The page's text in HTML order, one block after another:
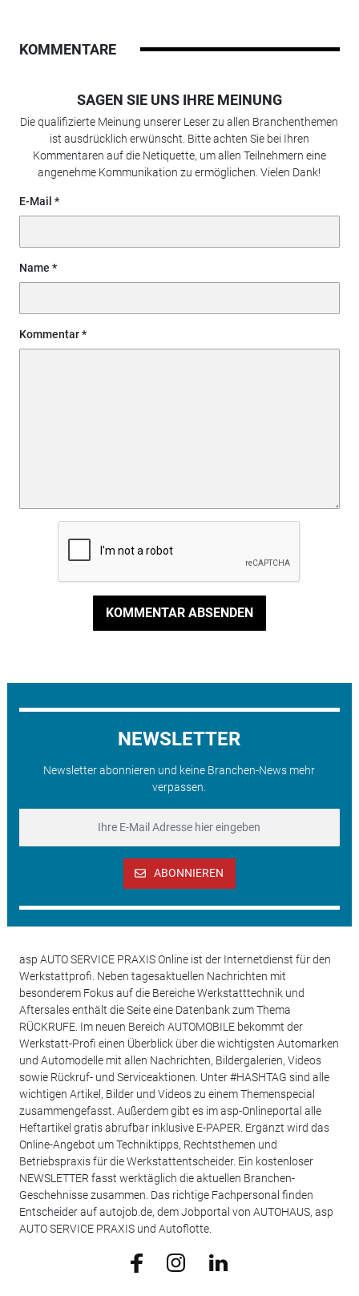
KOMMENTARE
SAGEN SIE UNS IHRE MEINUNG
Die qualifizierte Meinung unserer Leser zu allen Branchenthemen
ist ausdrücklich erwünscht. Bitte achten Sie bei Ihren
Kommentaren auf die Netiquette, um allen Teilnehmern eine
angenehme Kommunikation zu ermöglichen. Vielen Dank!
E-Mail
Name
Kommentar
KOMMENTAR ABSENDEN
NEWSLETTER
Newsletter abonnieren und keine Branchen-News mehr
verpassen.
ABONNIEREN
asp AUTO SERVICE PRAXIS Online ist der Internetdienst für den
Werkstattprofi. Neben tagesaktuellen Nachrichten mit
besonderem Fokus auf die Bereiche Werkstatttechnik und
Aftersales enthält die Seite eine Datenbank zum Thema
RÜCKRUFE. Im neuen Bereich AUTOMOBILE bekommt der
Werkstatt-Profi einen Überblick über die wichtigsten Automarken
und Automodelle mit allen Nachrichten, Bildergalerien, Videos
sowie Rückruf- und Serviceaktionen. Unter #HASHTAG sind alle
wichtigen Artikel, Bilder und Videos zu einem Themenspecial
zusammengefasst. Außerdem gibt es im asp-Onlineportal alle
Heftartikel gratis abrufbar inklusive E-PAPER. Ergänzt wird das
Online-Angebot um Techniktipps, Rechtsthemen und
Betriebspraxis für die Werkstattentscheider. Ein kostenloser
NEWSLETTER fasst werktäglich die aktuellen Branchen-
Geschehnisse zusammen. Das richtige Fachpersonal finden
Entscheider auf autojob.de, dem Jobportal von AUTOHAUS, asp
AUTO SERVICE PRAXIS und Autoflotte.